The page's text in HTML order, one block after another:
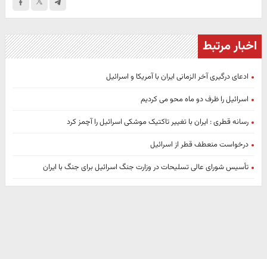
اخبار مرتبط
ادعای درگیری آخر الزمانی ایران با آمریکا و اسرائیل
اسرائیل را ظرف دو ماه محو می کردیم
رسانه قطری : ایران با تغییر تاکتیک‌ موشکی اسرائیل را آچمز کرد
درخواست منعطف قطر از اسرائیل
تأسیس شورای عالی تسلیحات در وزارت جنگ اسرائیل برای جنگ با ایران